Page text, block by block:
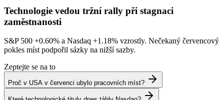
Technologie vedou tržní rally při stagnaci
zaměstnanosti
S&P 500 +0.60% a Nasdaq +1.18% vzrostly. Nečekaný červencový
pokles míst podpořil sázky na nižší sazby.
Zeptejte se na to
Proč v USA v červenci ubylo pracovních míst?